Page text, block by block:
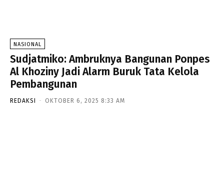
NASIONAL
Sudjatmiko: Ambruknya Bangunan Ponpes
Al Khoziny Jadi Alarm Buruk Tata Kelola
Pembangunan
REDAKSI - OKTOBER 6, 2025 8:33 AM